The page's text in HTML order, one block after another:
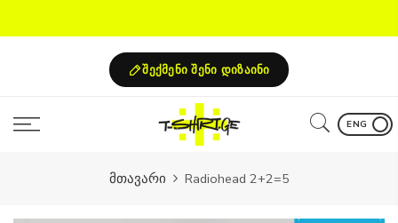
შექმენი შენი დიზაინი
ENG
მთავარი Radiohead 2+2=5